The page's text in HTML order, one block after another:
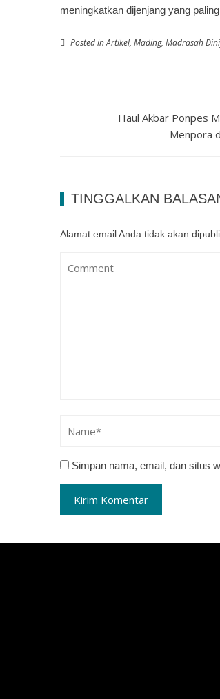
meningkatkan dijenjang yang
Posted inArtikel, Mading, Madrasah
Haul Akbar Ponpes
Menpora
TINGGALKAN
Alamat email Anda tidak akan
Simpan nama, email, dan situs